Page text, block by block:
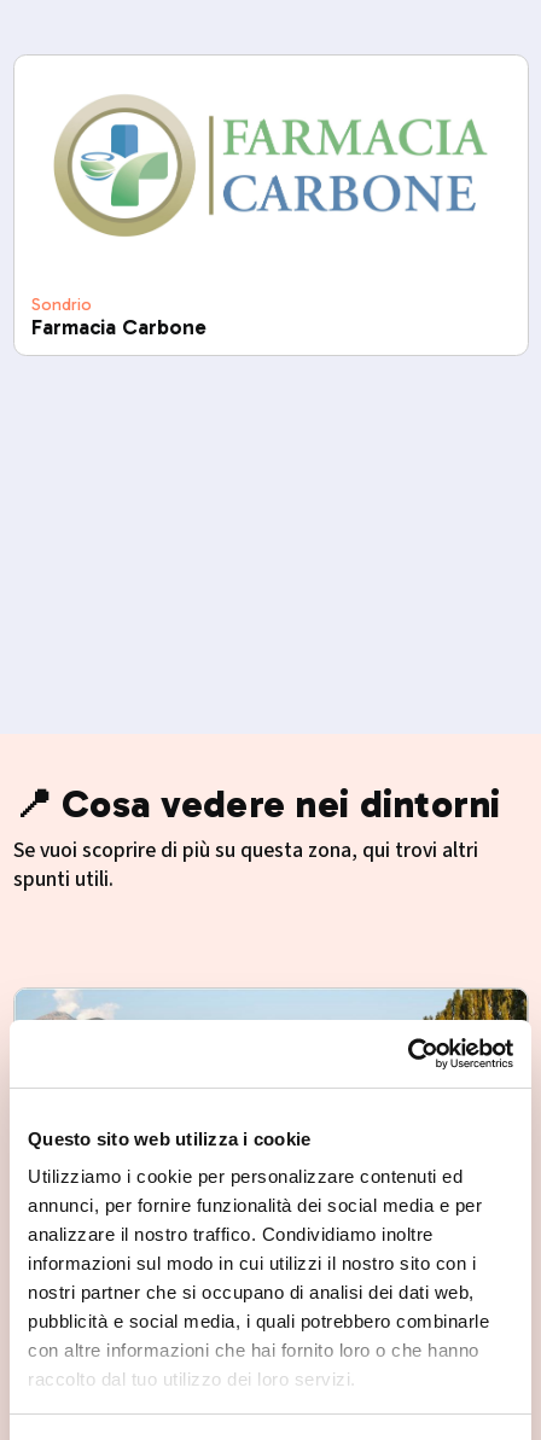
Questo sito web utilizza i cookie
Utilizziamo i cookie per personalizzare contenuti ed
annunci, per fornire funzionalità dei social media e per
analizzare il nostro traffico. Condividiamo inoltre
informazioni sul modo in cui utilizzi il nostro sito con i
nostri partner che si occupano di analisi dei dati web,
pubblicità e social media, i quali potrebbero combinarle
con altre informazioni che hai fornito loro o che hanno
raccolto dal tuo utilizzo dei loro servizi.
Sondrio
Farmacia Carbone
📍 Cosa vedere nei dintorni
Se vuoi scoprire di più su questa zona, qui trovi altri
spunti utili.
Parco Adda Mallero Renato Bartesaghi
Sondrio